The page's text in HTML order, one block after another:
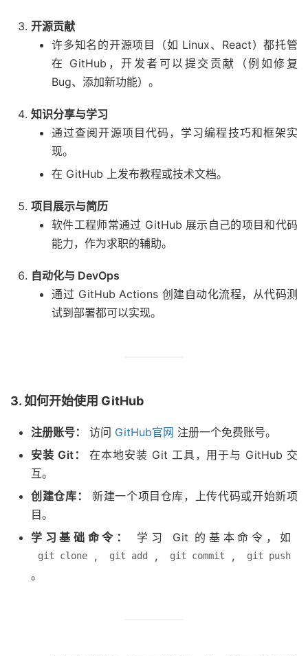
开源贡献
许多知名的开源项目（如 Linux、React）都托管
在 GitHub，开发者可以提交贡献（例如修复
Bug、添加新功能）。
知识分享与学习
通过查阅开源项目代码，学习编程技巧和框架实
现。
在 GitHub 上发布教程或技术文档。
项目展示与简历
软件工程师常通过 GitHub 展示自己的项目和代码
能力，作为求职的辅助。
自动化与 DevOps
通过 GitHub Actions 创建自动化流程，从代码测
试到部署都可以实现。
3. 如何开始使用 GitHub
注册账号： 访问 GitHub官网 注册一个免费账号。
安装 Git：
在本地安装 Git 工具，用于与 GitHub 交
互。
创建仓库：
新建一个项目仓库，上传代码或开始新项
目。
学习基础命令：
学习 Git 的基本命令，如
git clone , git add , git commit , git push
。